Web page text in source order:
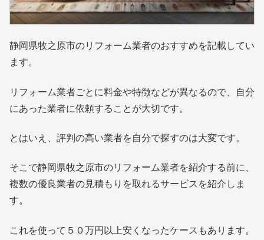
静岡県牧之原市のリフォーム業者のおすすめを記載してい
ます。
リフォーム業者ごとに料金や特徴などが異なるので、自分
にあった業者に依頼することが大切です。
とはいえ、評判の高い業者を自分で探すのは大変です。
そこで静岡県牧之原市のリフォーム業者を紹介する前に、
複数の優良業者の見積もりを取れるサービスを紹介しま
す。
これを使って５０万円以上安くなったケースもあります。